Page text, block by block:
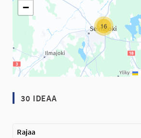
16
−
30 IDEAA
Rajaa